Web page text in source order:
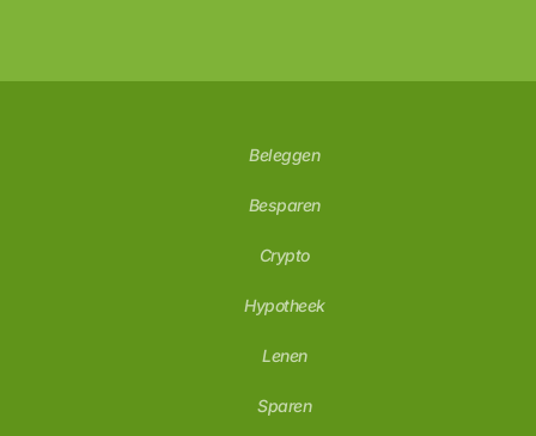
Beleggen
Besparen
Crypto
Hypotheek
Lenen
Sparen